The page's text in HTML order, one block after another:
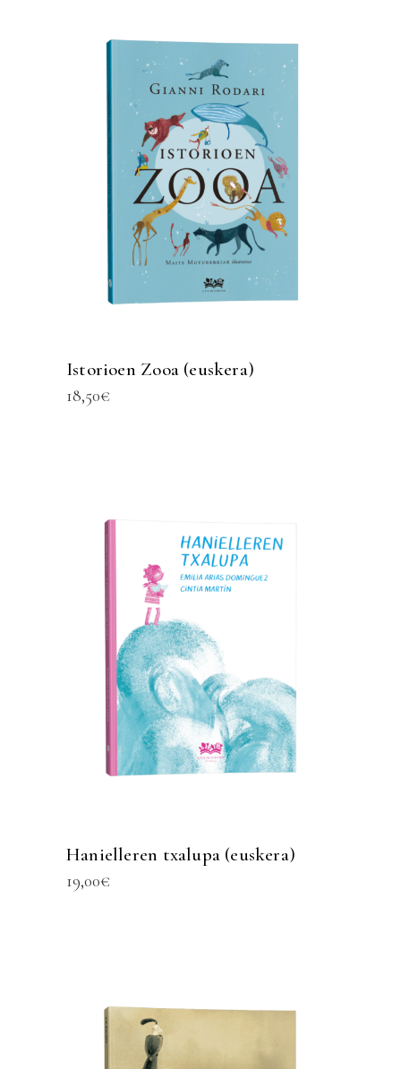
Istorioen Zooa (euskera)
18,50€
Hanielleren txalupa (euskera)
19,00€